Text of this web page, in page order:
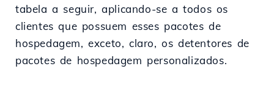
tabela a seguir, aplicando-se a todos os
clientes que possuem esses pacotes de
hospedagem, exceto, claro, os detentores de
pacotes de hospedagem personalizados.